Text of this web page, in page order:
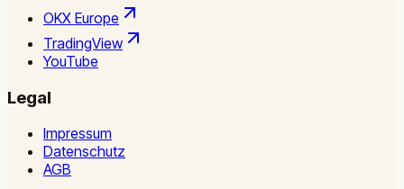
OKX Europe
TradingView
YouTube
Legal
Impressum
Datenschutz
AGB